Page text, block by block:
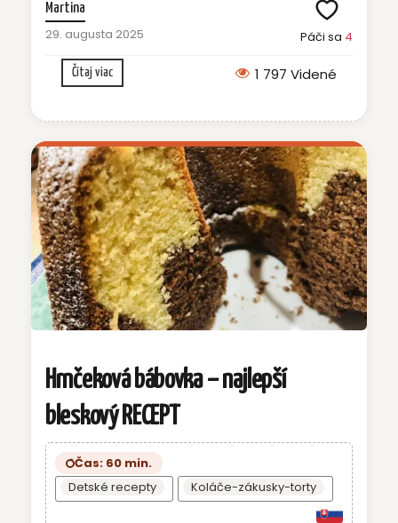
Martina
29. augusta 2025 Páči sa 4
Čítaj viac 1 797 Videné
Hrnčeková bábovka – najlepší
bleskový RECEPT
Čas: 60 min.
Detské recepty
Koláče-zákusky-torty